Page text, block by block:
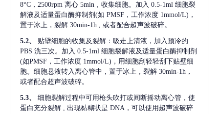
8°C，2500rpm 离心 5min，收集细胞。加入 0.5-1ml 细胞裂
解液及适量蛋白酶抑制剂(如 PMSF，工作浓度 1mmol/L)，
置于冰上，裂解 30min-1h , 或者配合超声波破碎。
5.2、
贴壁细胞的收集及裂解：吸走上清液，加入预冷的
PBS 洗三次。加入 0.5-1ml 细胞裂解液及适量蛋白酶抑制剂
(如PMSF，工作浓度 1mmol/L)，用细胞刮轻轻刮下贴壁细
胞。细胞悬液转入离心管中，置于冰上，裂解 30min-1h，
或者配合超声波破碎。
5.3、
细胞裂解过程中可用枪头吹打或间断摇动离心管，使
蛋白充分裂解
, 出现黏糊状是 DNA，可以使用超声波破碎